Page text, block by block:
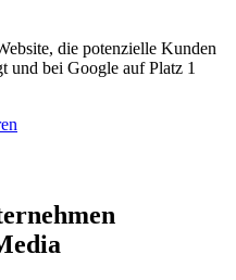
die potenzielle Kunden
und bei Google auf Platz 1